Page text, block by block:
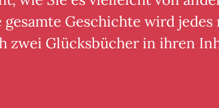
Geschichte wird
zwei Glücksbücher in ihren